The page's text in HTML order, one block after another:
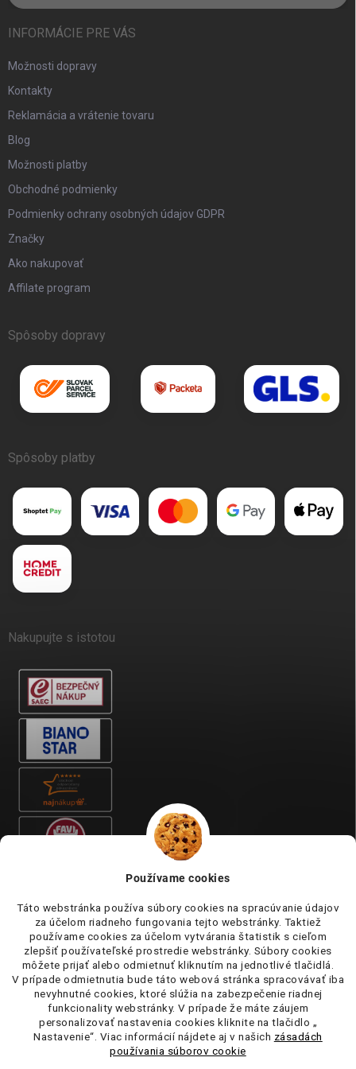
Používame cookies
Táto webstránka používa súbory cookies na spracúvanie údajov
za účelom riadneho fungovania tejto webstránky. Taktiež
používame cookies za účelom vytvárania štatistik s cieľom
zlepšiť používateľské prostredie webstránky. Súbory cookies
môžete prijať alebo odmietnuť kliknutím na jednotlivé tlačidlá.
V prípade odmietnutia bude táto webová stránka spracovávať iba
nevyhnutné cookies, ktoré slúžia na zabezpečenie riadnej
funkcionality webstránky. V prípade že máte záujem
personalizovať nastavenia cookies kliknite na tlačidlo „
Nastavenie“. Viac informácií nájdete aj v našich zásadách
používania súborov cookie
INFORMÁCIE PRE VÁS
Možnosti dopravy
Kontakty
Reklamácia a vrátenie tovaru
Blog
Možnosti platby
Obchodné podmienky
Podmienky ochrany osobných údajov GDPR
Značky
Ako nakupovať
Affilate program
Spôsoby dopravy
Spôsoby platby
Nakupujte s istotou